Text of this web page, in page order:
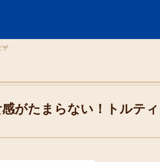
ザ
がたまらない！トルテ